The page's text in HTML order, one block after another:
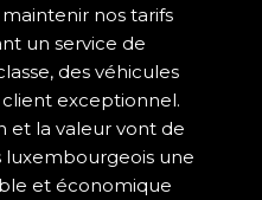
nos tarifs
un service de
des véhicules
exceptionnel.
et la valeur vont de
luxembourgeois une
et économique